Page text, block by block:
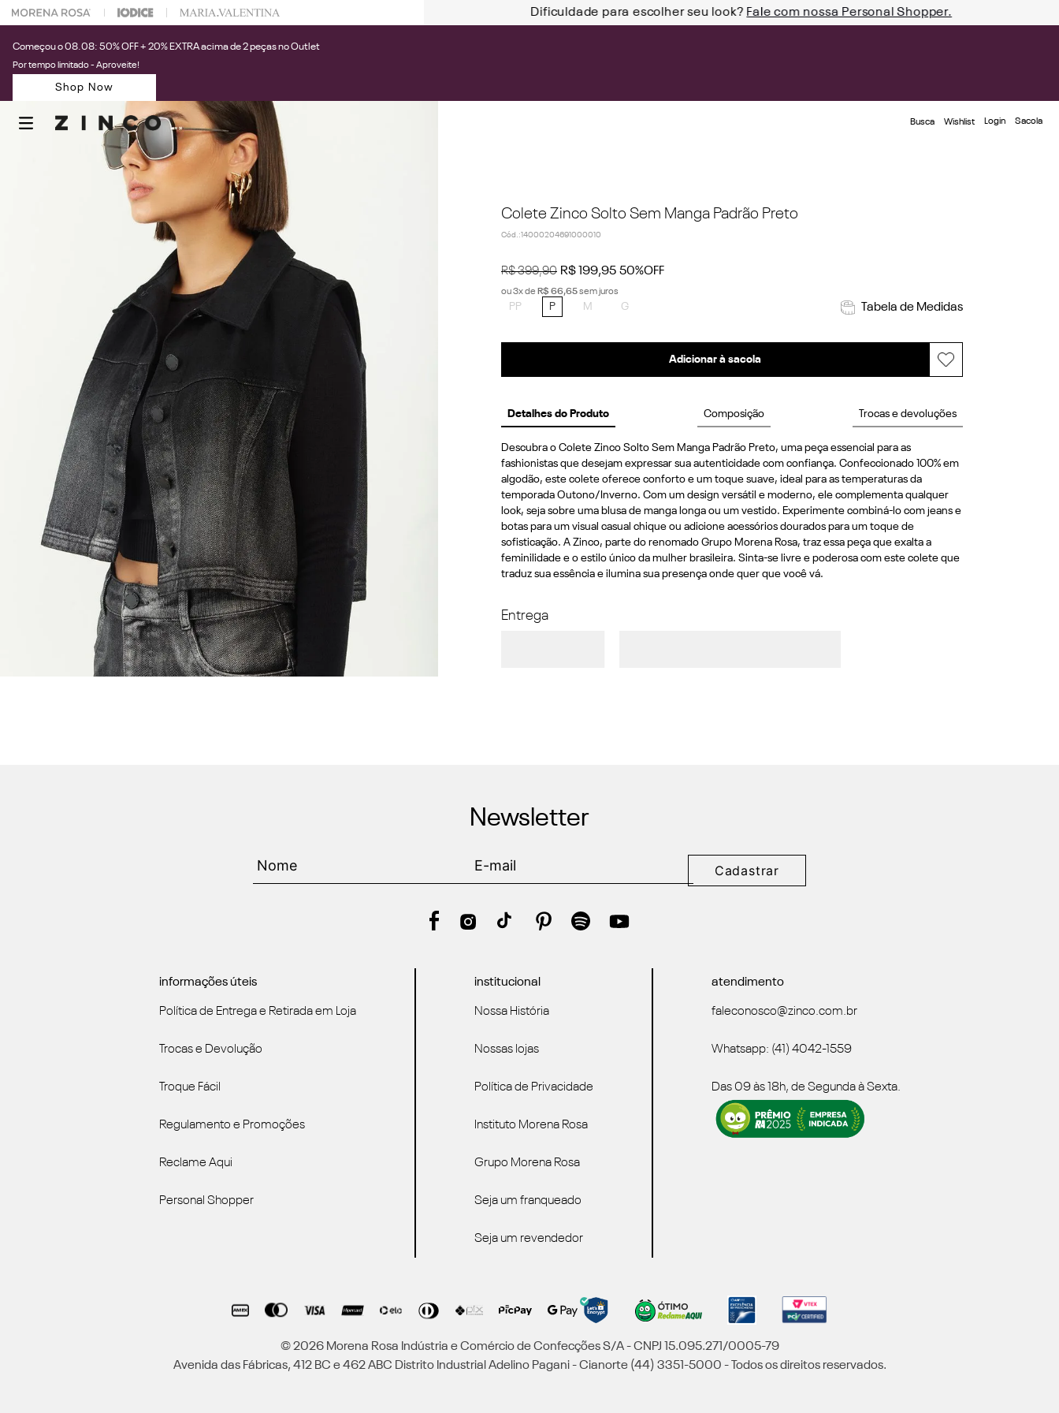
na sua 1° compra usando o cupom: PRIMEIRAZIN Dificuldade para escolher seu look? Fale com nossa Personal Shopper.
Começou o 08.08: 50% OFF + 20% EXTRA acima de 2 peças no Outlet
Por tempo limitado - Aproveite!
Shop Now
Busca Wishlist Login
Colete Zinco Solto Sem Manga Padrão Preto
Cód. :14000204691000010
R$ 399,90 R$ 199,95 50%OFF
ou3x de R$ 66,65sem juros
PP P M G Tabela de Medidas
Adicionar à sacola
Detalhes do Produto Composição Trocas e devoluções
Descubra o Colete Zinco Solto Sem Manga Padrão Preto, uma peça essencial para as
fashionistas que desejam expressar sua autenticidade com confiança. Confeccionado 100% em
algodão, este colete oferece conforto e um toque suave, ideal para as temperaturas da
temporada Outono/Inverno. Com um design versátil e moderno, ele complementa qualquer
look, seja sobre uma blusa de manga longa ou um vestido. Experimente combiná-lo com jeans e
botas para um visual casual chique ou adicione acessórios dourados para um toque de
sofisticação. A Zinco, parte do renomado Grupo Morena Rosa, traz essa peça que exalta a
feminilidade e o estilo único da mulher brasileira. Sinta-se livre e poderosa com este colete que
traduz sua essência e ilumina sua presença onde quer que você vá.
Entrega
Newsletter
Cadastrar
informações úteis
Política de Entrega e Retirada em Loja
Trocas e Devolução
Troque Fácil
Regulamento e Promoções
Reclame Aqui
Personal Shopper
institucional
Nossa História
Nossas lojas
Política de Privacidade
Instituto Morena Rosa
Grupo Morena Rosa
Seja um franqueado
Seja um revendedor
atendimento
faleconosco@zinco.com.br
Whatsapp: (41) 4042-1559
Das 09 às 18h, de Segunda à Sexta.
© 2026 Morena Rosa Indústria e Comércio de Confecções S/A - CNPJ 15.095.271/0005-79
Avenida das Fábricas, 412 BC e 462 ABC Distrito Industrial Adelino Pagani - Cianorte (44) 3351-5000 - Todos os direitos reservados.